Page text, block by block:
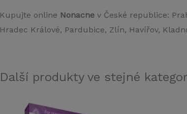
Kupujte online Nonacnev České republice:
Hradec Králové, Pardubice, Zlín, Havířov,
Další produkty ve stejné